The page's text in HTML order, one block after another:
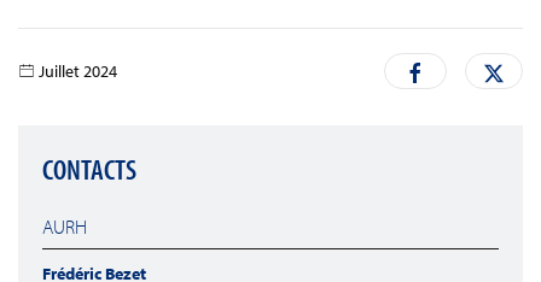
Juillet 2024
CONTACTS
AURH
Frédéric Bezet